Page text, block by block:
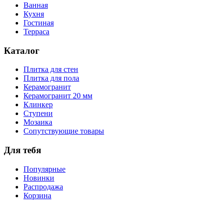
Ванная
Кухня
Гостиная
Терраса
Каталог
Плитка для стен
Плитка для пола
Керамогранит
Керамогранит 20 мм
Клинкер
Ступени
Мозаика
Сопутствующие товары
Для тебя
Популярные
Новинки
Распродажа
Корзина